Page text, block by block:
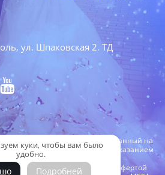
ул. Шпаковская 2. ТД
права защищены. Товар указанный на
с сайта только с указанием
не являются публичной офертой
куки, чтобы вам было
удобно.
Подробней